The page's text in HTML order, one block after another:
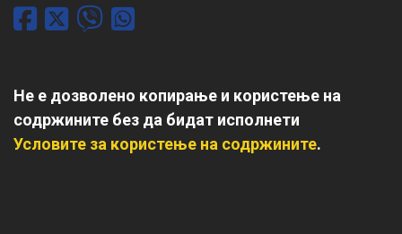
Не е дозволено копирање и користење на
содржините без да бидат исполнети
Условите за користење на содржините.